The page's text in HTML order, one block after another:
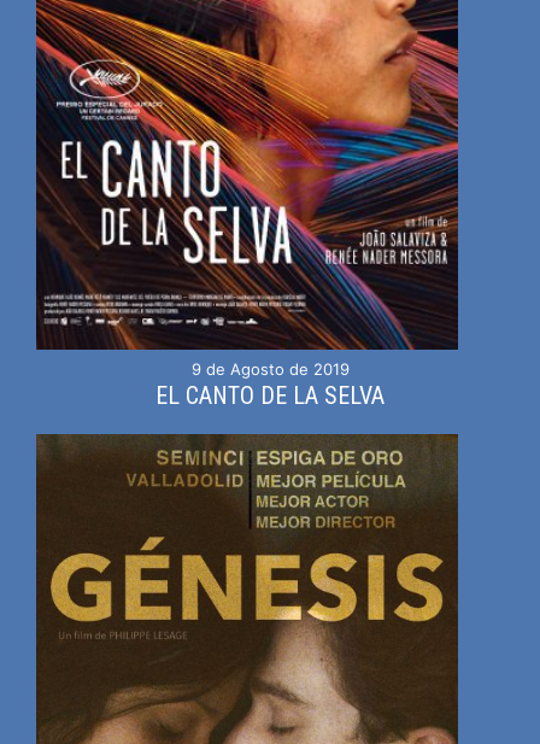
9 de Agosto de 2019
EL CANTO DE LA SELVA